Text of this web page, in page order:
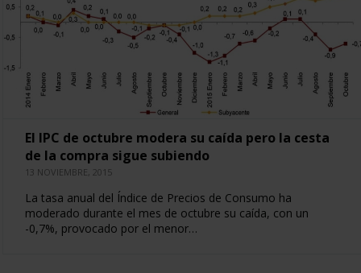
El IPC de octubre modera su caída pero la cesta
de la compra sigue subiendo
13 NOVIEMBRE, 2015
La tasa anual del Índice de Precios de Consumo ha
moderado durante el mes de octubre su caída, con un
-0,7%, provocado por el menor…